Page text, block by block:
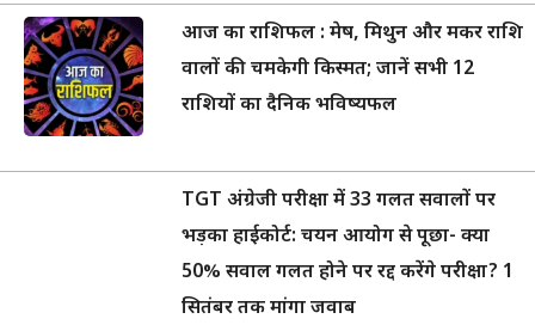
आज का राशिफल : मेष, मिथुन और मकर राशि
वालों की चमकेगी किस्मत; जानें सभी 12
राशियों का दैनिक भविष्यफल
TGT अंग्रेजी परीक्षा में 33 गलत सवालों पर
भड़का हाईकोर्ट: चयन आयोग से पूछा- क्या
50% सवाल गलत होने पर रद्द करेंगे परीक्षा? 1
सितंबर तक मांगा जवाब